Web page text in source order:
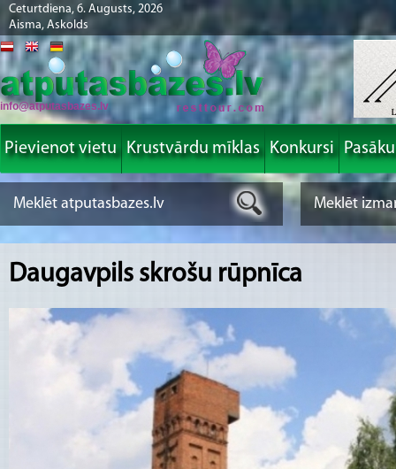
Ceturtdiena, 6. Augusts, 2026
Aisma, Askolds
info@atputasbazes.lv
Pievienot vietu Krustvārdu mīklas Konkursi
Daugavpils skrošu rūpnīca